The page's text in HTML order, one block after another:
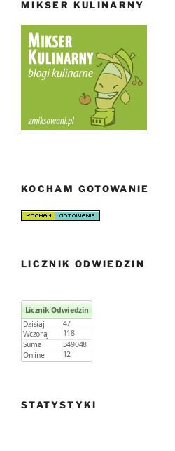
MIKSER KULINARNY
KOCHAM GOTOWANIE
LICZNIK ODWIEDZIN
STATYSTYKI